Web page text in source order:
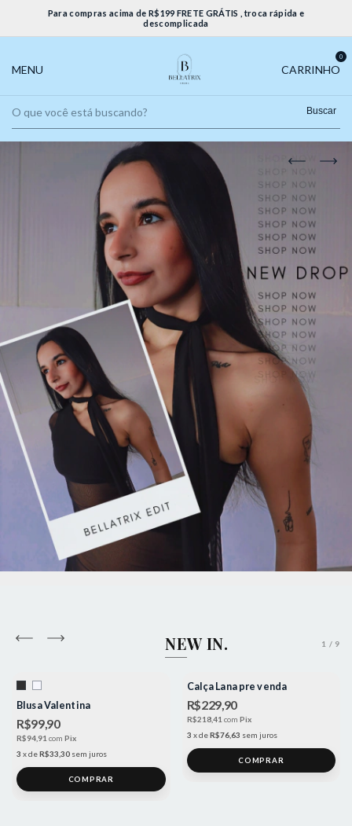
Para compras acima de R$199 FRETE GRÁTIS , troca rápida e
descomplicada
MENU CARRINHO
0
Buscar
1 / 9
NEW IN.
Blusa Valentina
R$99,90
R$94,91 com Pix
3 xdeR$33,30 sem juros
COMPRAR
Calça Lana pre venda
R$229,90
R$218,41 com Pix
3 xdeR$76,63 sem juros
COMPRAR